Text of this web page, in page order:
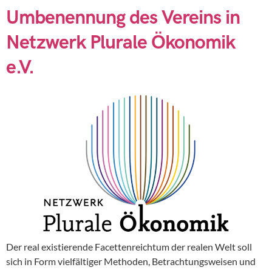
Umbenennung des Vereins in
Netzwerk Plurale Ökonomik
e.V.
Der real existierende Facettenreichtum der realen Welt soll
sich in Form vielfältiger Methoden, Betrachtungsweisen und